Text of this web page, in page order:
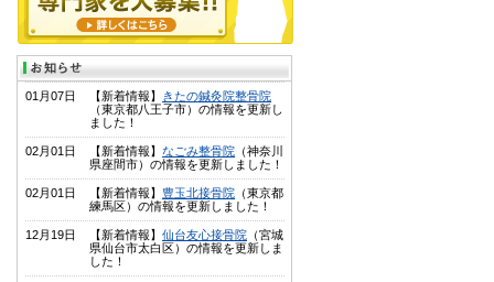
01月07日 【新着情報】
きたの鍼灸院整骨院
（東京都八王子市）の情報を更新し
ました！
02月01日 【新着情報】 なごみ整骨院 （神奈川
県座間市）の情報を更新しました！
02月01日 【新着情報】 豊玉北接骨院 （東京都
練馬区）の情報を更新しました！
12月19日 【新着情報】 仙台友心接骨院 （宮城
県仙台市太白区）の情報を更新しま
した！